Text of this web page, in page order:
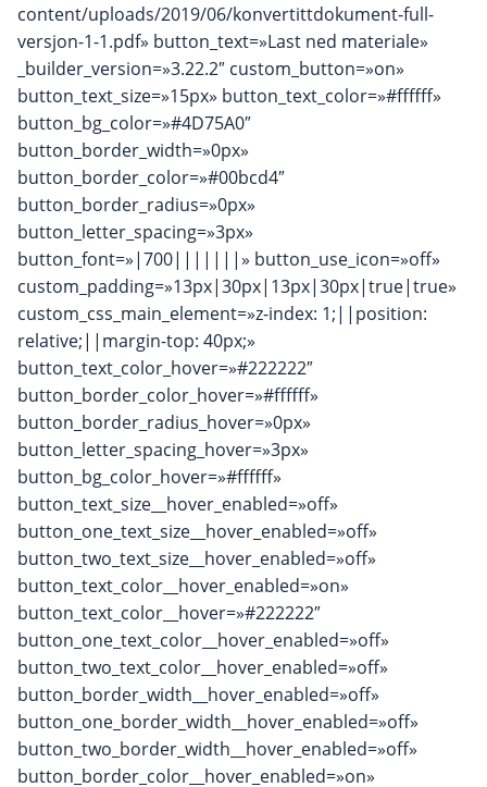
content/uploads/2019/06/konvertittdokument-full-
versjon-1-1.pdf» button_text=»Last ned materiale»
_builder_version=»3.22.2″ custom_button=»on»
button_text_size=»15px» button_text_color=»#ffffff»
button_bg_color=»#4D75A0″
button_border_width=»0px»
button_border_color=»#00bcd4″
button_border_radius=»0px»
button_letter_spacing=»3px»
button_font=»|700|||||||» button_use_icon=»off»
custom_padding=»13px|30px|13px|30px|true|true»
custom_css_main_element=»z-index: 1;||position:
relative;||margin-top: 40px;»
button_text_color_hover=»#222222″
button_border_color_hover=»#ffffff»
button_border_radius_hover=»0px»
button_letter_spacing_hover=»3px»
button_bg_color_hover=»#ffffff»
button_text_size__hover_enabled=»off»
button_one_text_size__hover_enabled=»off»
button_two_text_size__hover_enabled=»off»
button_text_color__hover_enabled=»on»
button_text_color__hover=»#222222″
button_one_text_color__hover_enabled=»off»
button_two_text_color__hover_enabled=»off»
button_border_width__hover_enabled=»off»
button_one_border_width__hover_enabled=»off»
button_two_border_width__hover_enabled=»off»
button_border_color__hover_enabled=»on»